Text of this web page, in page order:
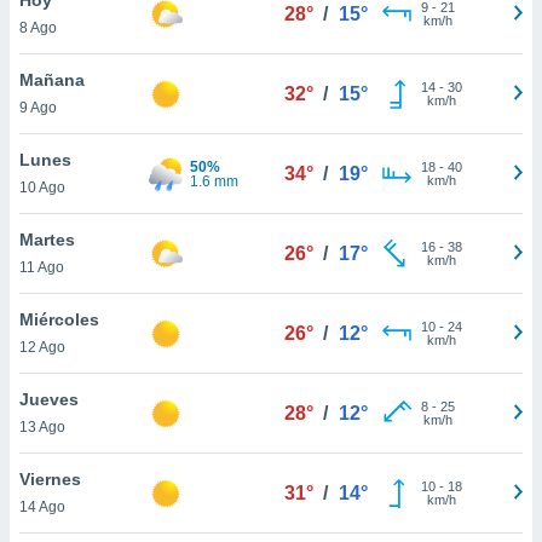
y
en
más
de
8 Ago
28° / 15° 9- 21
km/h
Mañana
9 Ago
32° / 15° 14- 30
km/h
Lunes
10 Ago
50%
1.6 mm
34° / 19° 18- 40
km/h
Martes
11 Ago
26° / 17° 16- 38
km/h
Miércoles
12 Ago
26° / 12° 10- 24
km/h
Jueves
13 Ago
28° / 12° 8- 25
km/h
Viernes
14 Ago
31° / 14° 10- 18
km/h